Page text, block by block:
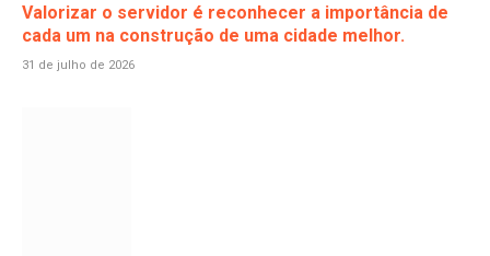
Valorizar o servidor é reconhecer a importância de
cada um na construção de uma cidade melhor.
31 de julho de 2026